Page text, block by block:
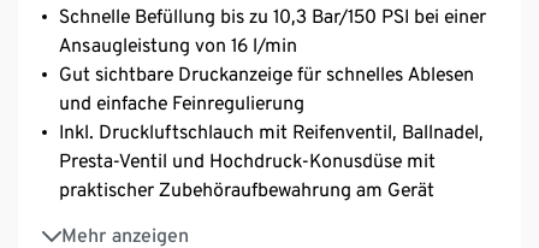
Schnelle Befüllung bis zu 10,3 Bar/150 PSI bei einer
Ansaugleistung von 16 l/min
Gut sichtbare Druckanzeige für schnelles Ablesen
und einfache Feinregulierung
Inkl. Druckluftschlauch mit Reifenventil, Ballnadel,
Presta-Ventil und Hochdruck-Konusdüse mit
praktischer Zubehöraufbewahrung am Gerät
Mehr anzeigen
50 cm-Druckluftschlauch für eine flexible